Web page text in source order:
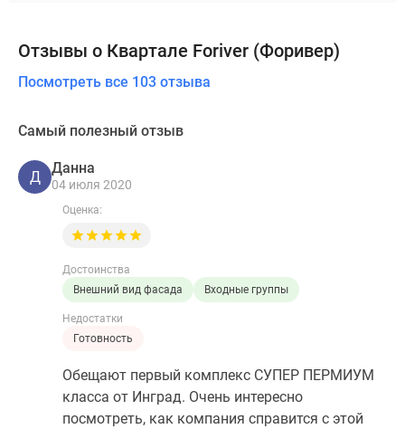
Отзывы о Квартале Foriver (Форивер)
Посмотреть все 103 отзыва
Самый полезный отзыв
Д
Данна
04 июля 2020
Оценка:
Достоинства
Внешний вид фасада
Входные группы
Недостатки
Готовность
Обещают первый комплекс СУПЕР ПЕРМИУМ
класса от Инград. Очень интересно
посмотреть, как компания справится с этой